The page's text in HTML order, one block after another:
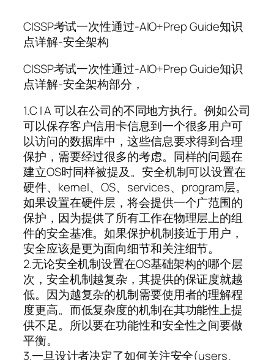
CISSP考试一次性通过-AIO+Prep Guide知识
点详解-安全架构
CISSP考试一次性通过-AIO+Prep Guide知识
点详解-安全架构部分，
1.C I A 可以在公司的不同地方执行。例如公司
可以保存客户信用卡信息到一个很多用户可
以访问的数据库中，这些信息要求得到合理
保护，需要经过很多的考虑。同样的问题在
建立OS时同样被提及。安全机制可以设置在
硬件、kernel、OS、services、program层。
如果设置在硬件层，将会提供一个广范围的
保护，因为提供了所有工作在物理层上的组
件的安全基准。如果保护机制接近于用户，
安全应该是更为面向细节和关注细节。
2.无论安全机制设置在OS基础架构的哪个层
次，安全机制越复杂，其提供的保证度就越
低。因为越复杂的机制需要使用者的理解程
度更高。而低复杂度的机制在其功能性上提
供不足。所以要在功能性和安全性之间要做
平衡。
3.一旦设计者决定了如何关注安全(users、